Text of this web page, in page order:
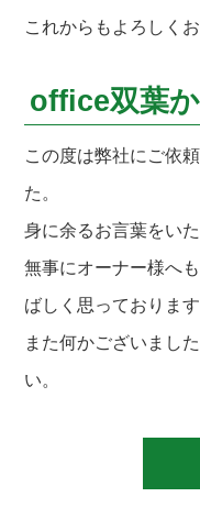
これからもよろしく
office双葉
この度は弊社にご依
た。
身に余るお言葉をい
無事にオーナー様へ
ばしく思っております
また何かございまし
い。